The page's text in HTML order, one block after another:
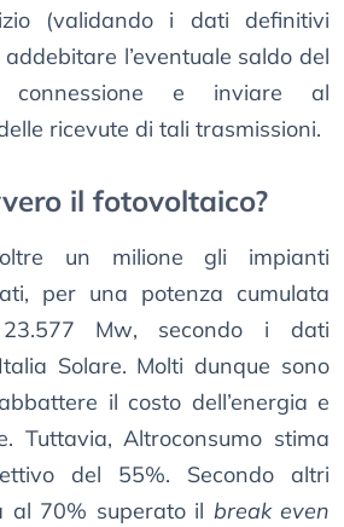
(validando i dati definitivi
l’eventuale saldo del
connessione e inviare al
ricevute di tali trasmissioni.
il fotovoltaico?
un milione gli impianti
per una potenza cumulata
Mw, secondo i dati
Solare. Molti dunque sono
il costo dell’energia e
Tuttavia, Altroconsumo stima
del 55%. Secondo altri
al 70% superato il break even